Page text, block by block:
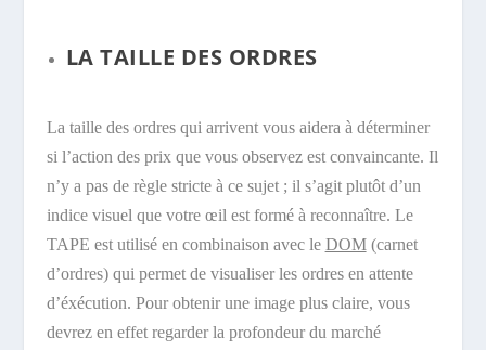
LA TAILLE DES ORDRES
La taille des ordres qui arrivent vous aidera à déterminer
si l’action des prix que vous observez est convaincante. Il
n’y a pas de règle stricte à ce sujet ; il s’agit plutôt d’un
indice visuel que votre œil est formé à reconnaître. Le
TAPE est utilisé en combinaison avec le DOM(carnet
d’ordres) qui permet de visualiser les ordres en attente
d’éxécution. Pour obtenir une image plus claire, vous
devrez en effet regarder la profondeur du marché